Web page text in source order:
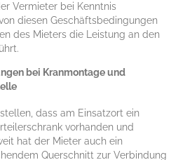
Vermieter bei Kenntnis
diesen Geschäftsbedingungen
des Mieters die Leistung an den
bei Kranmontage und
dass am Einsatzort ein
vorhanden und
hat der Mieter auch ein
Querschnitt zur Verbindung